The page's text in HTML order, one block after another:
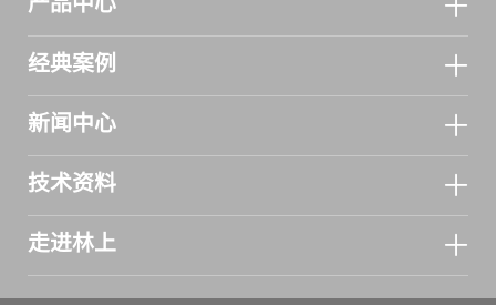
经典案例
新闻中心
技术资料
走进林上